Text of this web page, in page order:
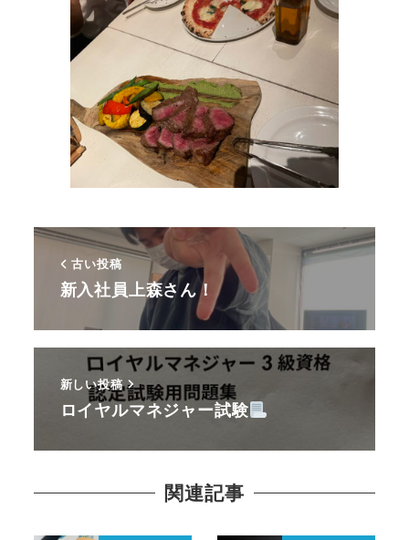
古い投稿
新入社員上森さん！
新しい投稿
ロイヤルマネジャー試験
関連記事